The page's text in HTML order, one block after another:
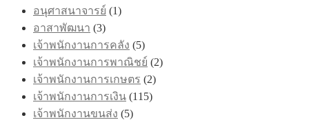
อนุศาสนาจารย์ (1)
อาสาพัฒนา (3)
เจ้าพนักงานการคลัง (5)
เจ้าพนักงานการพาณิชย์ (2)
เจ้าพนักงานการเกษตร (2)
เจ้าพนักงานการเงิน (115)
เจ้าพนักงานขนส่ง (5)